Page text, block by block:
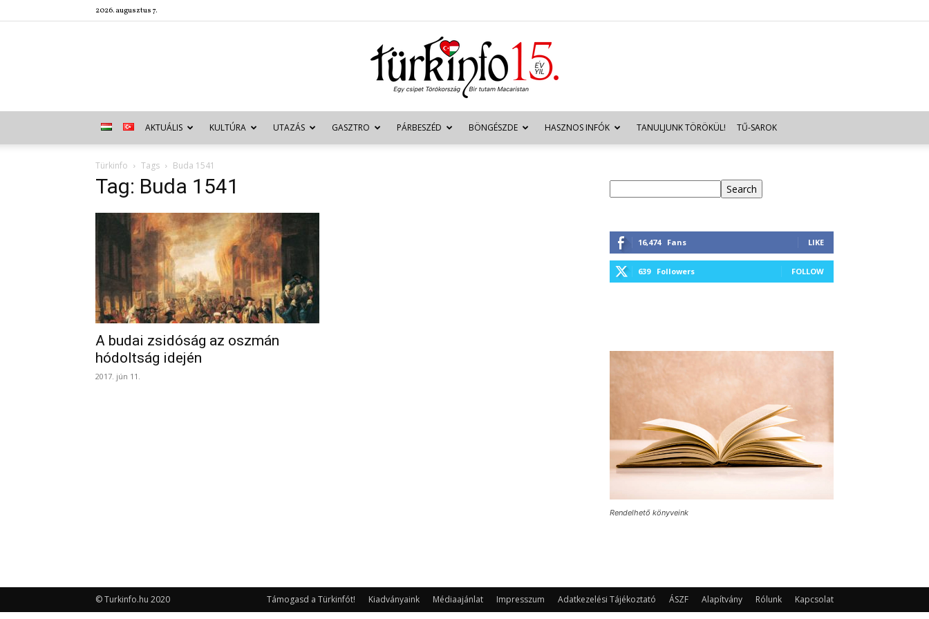
2026. augusztus 7.
Türkinfo
AKTUÁLIS KULTÚRA UTAZÁS GASZTRO PÁRBESZÉD BÖNGÉSZDE HASZNOS INFÓK TANULJUNK TÖRÖKÜL! TŰ-SAROK
Türkinfo Tags Buda 1541
Tag: Buda 1541
A budai zsidóság az oszmán
hódoltság idején
2017. jún 11.
Search
16,474 Fans LIKE
639 Followers FOLLOW
Rendelhető könyveink
Támogasd a Türkinfót! Kiadványaink Médiaajánlat Impresszum Adatkezelési Tájékoztató ÁSZF Alapítvány Rólunk Kapcsolat
© Turkinfo.hu 2020